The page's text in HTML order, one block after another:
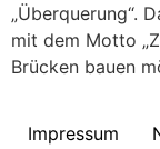
„Überquerung“.
mit dem Motto
Brücken bauen
Impressum